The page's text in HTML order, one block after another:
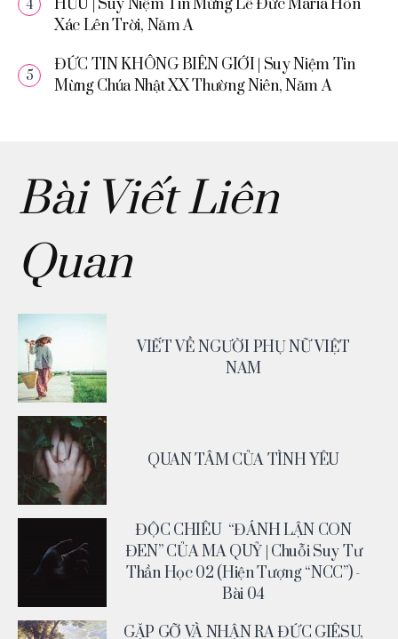
HỮU | Suy Niệm Tin Mừng Lễ Đức Maria Hồn
Xác Lên Trời, Năm A
ĐỨC TIN KHÔNG BIÊN GIỚI | Suy Niệm Tin
Mừng Chúa Nhật XX Thường Niên, Năm A
Bài Viết Liên
Quan
VIẾT VỀ NGƯỜI PHỤ NỮ VIỆT
NAM
QUAN TÂM CỦA TÌNH YÊU
ĐỘC CHIÊU “ĐÁNH LẬN CON
ĐEN” CỦA MA QUỶ | Chuỗi Suy Tư
Thần Học 02 (Hiện Tượng “NCC”) -
Bài 04
GẶP GỠ VÀ NHẬN RA ĐỨC GIÊSU,